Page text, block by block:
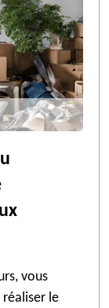
vous
le